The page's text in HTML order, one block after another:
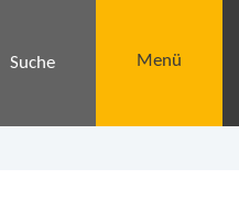
Suche Menü